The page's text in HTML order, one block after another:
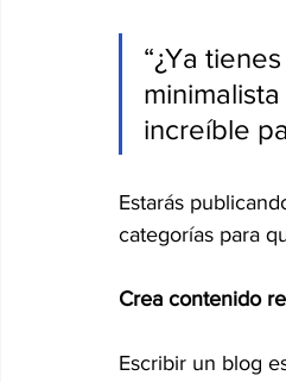
“¿Ya
increíble
Estarás
categorías para
Crea contenido
Escribir un blog